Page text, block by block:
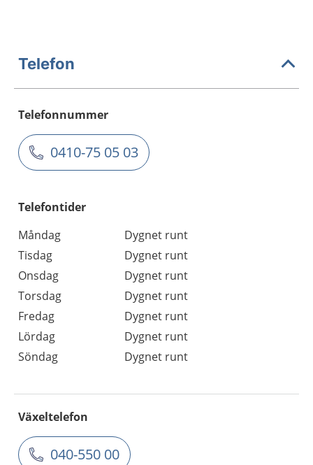
Telefon
Telefonnummer
0410-75 05 03
Telefontider
Måndag
Dygnet runt
Tisdag
Dygnet runt
Onsdag
Dygnet runt
Torsdag
Dygnet runt
Fredag
Dygnet runt
Lördag
Dygnet runt
Söndag
Dygnet runt
Växeltelefon
040-550 00